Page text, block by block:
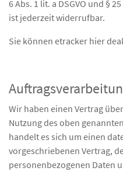
6 Abs. 1 lit. a DSGVO und §
ist jederzeit widerrufbar.
Sie können etracker hier
Wir haben einen Vertrag
Nutzung des oben
handelt es sich um einen
vorgeschriebenen Vertrag,
personenbezogenen Daten